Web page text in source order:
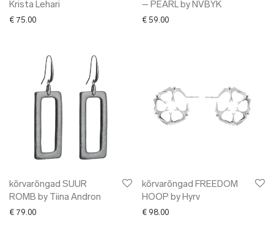
Krista Lehari
€ 75.00
– PEARL by NVBYK
€ 59.00
kõrvarõngad SUUR
ROMB by Tiina Andron
€ 79.00
kõrvarõngad FREEDOM
HOOP by Hyrv
€ 98.00